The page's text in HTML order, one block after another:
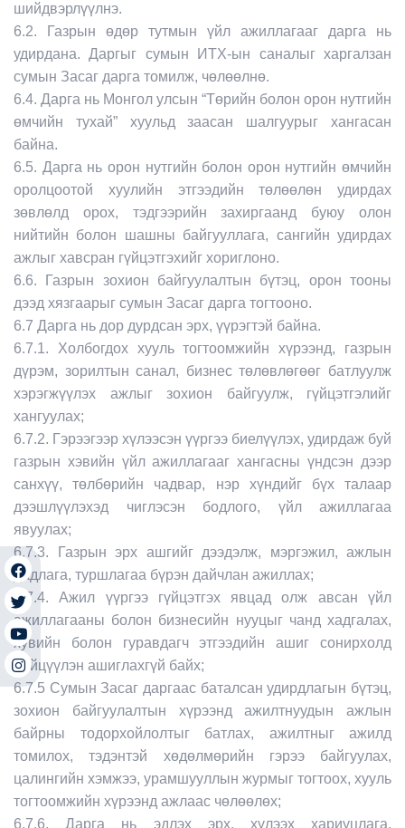
шийдвэрлүүлнэ.
6.2. Газрын өдөр тутмын үйл ажиллагааг дарга нь
удирдана. Даргыг сумын ИТХ-ын саналыг харгалзан
сумын Засаг дарга томилж, чөлөөлнө.
6.4. Дарга нь Монгол улсын “Төрийн болон орон нутгийн
өмчийн тухай” хуульд заасан шалгуурыг хангасан
байна.
6.5. Дарга нь орон нутгийн болон орон нутгийн өмчийн
оролцоотой хуулийн этгээдийн төлөөлөн удирдах
зөвлөлд орох, тэдгээрийн захиргаанд буюу олон
нийтийн болон шашны байгууллага, сангийн удирдах
ажлыг хавсран гүйцэтгэхийг хориглоно.
6.6. Газрын зохион байгуулалтын бүтэц, орон тооны
дээд хязгаарыг сумын Засаг дарга тогтооно.
6.7 Дарга нь дор дурдсан эрх, үүрэгтэй байна.
6.7.1. Холбогдох хууль тогтоомжийн хүрээнд, газрын
дүрэм, зорилтын санал, бизнес төлөвлөгөөг батлуулж
хэрэгжүүлэх ажлыг зохион байгуулж, гүйцэтгэлийг
хангуулах;
6.7.2. Гэрээгээр хүлээсэн үүргээ биелүүлэх, удирдаж буй
газрын хэвийн үйл ажиллагааг хангасны үндсэн дээр
санхүү, төлбөрийн чадвар, нэр хүндийг бүх талаар
дээшлүүлэхэд чиглэсэн бодлого, үйл ажиллагаа
явуулах;
6.7.3. Газрын эрх ашгийг дээдэлж, мэргэжил, ажлын
дадлага, туршлагаа бүрэн дайчлан ажиллах;
6.7.4. Ажил үүргээ гүйцэтгэх явцад олж авсан үйл
ажиллагааны болон бизнесийн нууцыг чанд хадгалах,
хувийн болон гуравдагч этгээдийн ашиг сонирхолд
нийцүүлэн ашиглахгүй байх;
6.7.5 Сумын Засаг даргаас баталсан удирдлагын бүтэц,
зохион байгуулалтын хүрээнд ажилтнуудын ажлын
байрны тодорхойлолтыг батлах, ажилтныг ажилд
томилох, тэдэнтэй хөдөлмөрийн гэрээ байгуулах,
цалингийн хэмжээ, урамшууллын журмыг тогтоох, хууль
тогтоомжийн хүрээнд ажлаас чөлөөлөх;
6.7.6. Дарга нь эдлэх эрх, хүлээх хариуцлага,